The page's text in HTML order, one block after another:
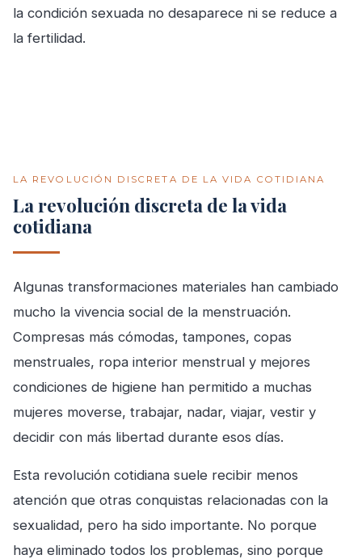
la condición sexuada no desaparece ni se reduce a
la fertilidad.
LA REVOLUCIÓN DISCRETA DE LA VIDA COTIDIANA
La revolución discreta de la vida
cotidiana
Algunas transformaciones materiales han cambiado
mucho la vivencia social de la menstruación.
Compresas más cómodas, tampones, copas
menstruales, ropa interior menstrual y mejores
condiciones de higiene han permitido a muchas
mujeres moverse, trabajar, nadar, viajar, vestir y
decidir con más libertad durante esos días.
Esta revolución cotidiana suele recibir menos
atención que otras conquistas relacionadas con la
sexualidad, pero ha sido importante. No porque
haya eliminado todos los problemas, sino porque